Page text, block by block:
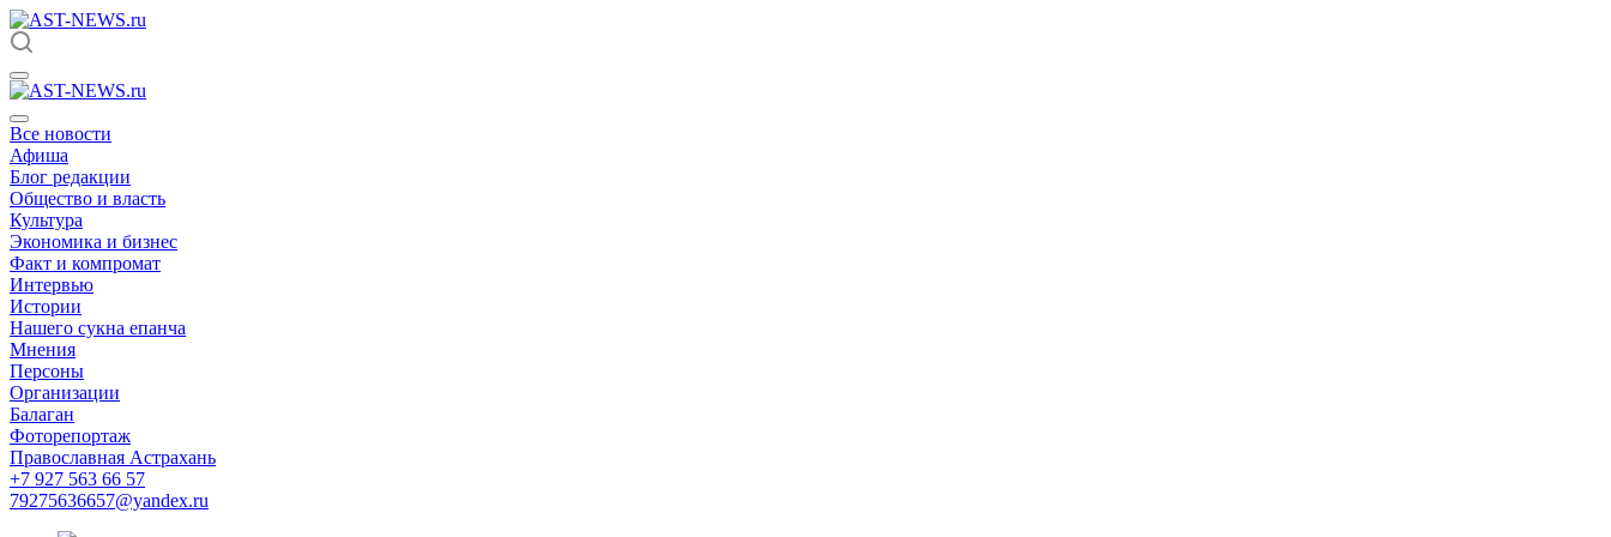
Все новости
Афиша
Блог редакции
Общество и власть
Культура
Экономика и бизнес
Факт и компромат
Интервью
Истории
Нашего сукна епанча
Мнения
Персоны
Организации
Балаган
Фоторепортаж
Православная Астрахань
+7 927 563 66 57
79275636657@yandex.ru